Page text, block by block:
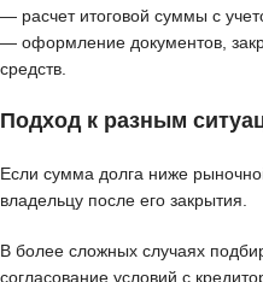
— расчет итоговой суммы с
— оформление документов,
средств.
Подход к разным
Если сумма долга ниже
владельцу после его закрытия.
В более сложных случаях
согласование условий с